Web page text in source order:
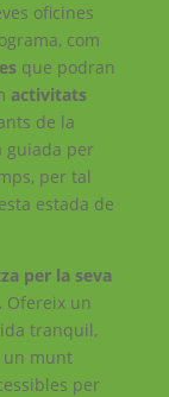
oficines
com
que podran
activitats
de la
guiada per
per tal
estada de
per la seva
Ofereix un
tranquil,
un munt
per